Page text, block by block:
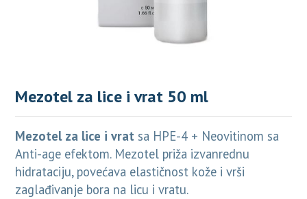
Mezotel za lice i vrat 50 ml
Mezotel za lice i vrat sa HPE-4 + Neovitinom sa
Anti-age efektom. Mezotel priža izvanrednu
hidrataciju, povećava elastičnost kože i vrši
zaglađivanje bora na licu i vratu.